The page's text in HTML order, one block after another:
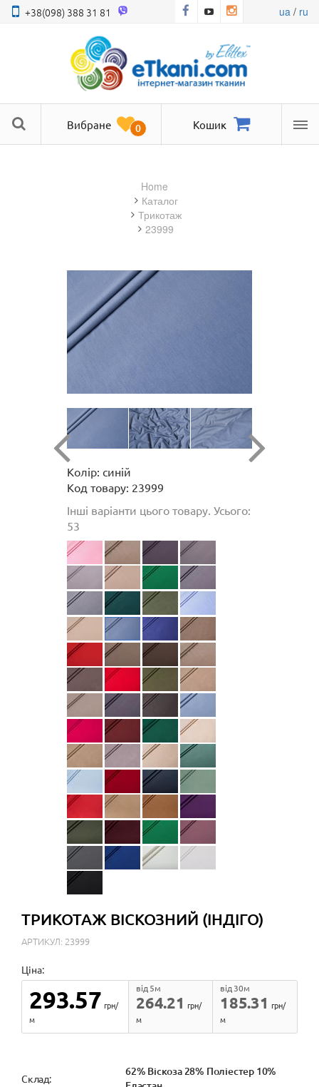
+38(098) 388 31 81 ua/ ru
Вибране 0 Кошик
Home
Каталог
трикотаж
23999
Колір: синій
Код товару: 23999
Інші варіанти цього товару. Усього:
53
ТРИКОТАЖ ВІСКОЗНИЙ (ІНДІГО)
АРТИКУЛ: 23999
Ціна:
293.57 грн/
м
264.21
від 5м
грн/
м
185.31
від 30м
грн/
м
Cклад:
62% Віскоза 28% Поліестер 10%